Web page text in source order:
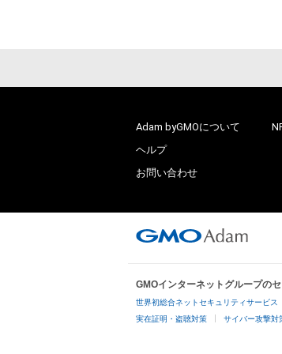
Adam byGMOについて
ヘルプ
お問い合わせ
GMOインターネットグループの
世界初総合ネットセキュリティサービス
実在証明・盗聴対策 サイバー攻撃対